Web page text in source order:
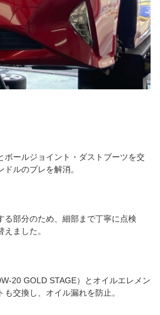
ボールジョイント・ダストブーツを交
ルのブレを解消。
る部分のため、細部まで丁寧に点検
ました。
20 GOLD STAGE）とオイルエレメン
も交換し、オイル漏れを防止。